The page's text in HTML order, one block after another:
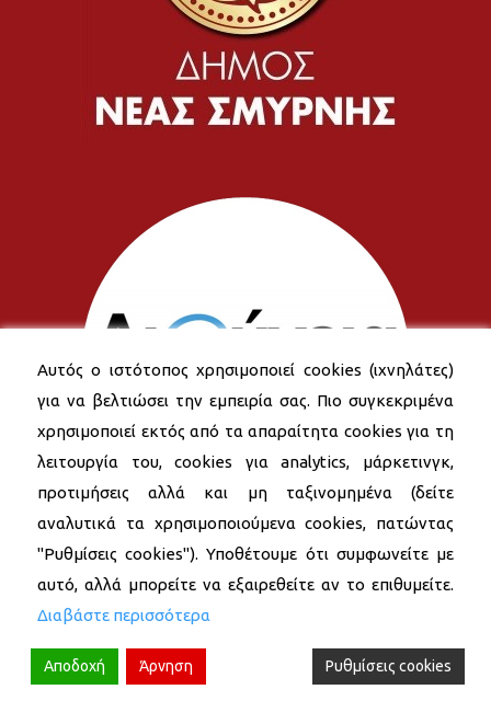
© 2026 Δήμος Νέας Σμύρνης
Αυτός ο ιστότοπος χρησιμοποιεί cookies (ιχνηλάτες)
για να βελτιώσει την εμπειρία σας. Πιο συγκεκριμένα
χρησιμοποιεί εκτός από τα απαραίτητα cookies για τη
λειτουργία του, cookies για analytics, μάρκετινγκ,
προτιμήσεις αλλά και μη ταξινομημένα (δείτε
αναλυτικά τα χρησιμοποιούμενα cookies, πατώντας
"Ρυθμίσεις cookies"). Υποθέτουμε ότι συμφωνείτε με
αυτό, αλλά μπορείτε να εξαιρεθείτε αν το επιθυμείτε.
Διαβάστε περισσότερα
Αποδοχή Άρνηση Ρυθμίσεις cookies